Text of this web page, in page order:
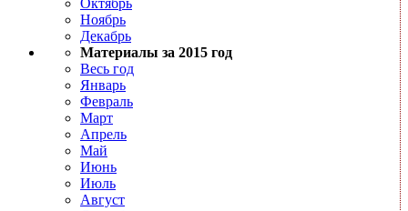
Октябрь
Ноябрь
Декабрь
Материалы за 2015 год
Весь год
Январь
Февраль
Март
Апрель
Май
Июнь
Июль
Август